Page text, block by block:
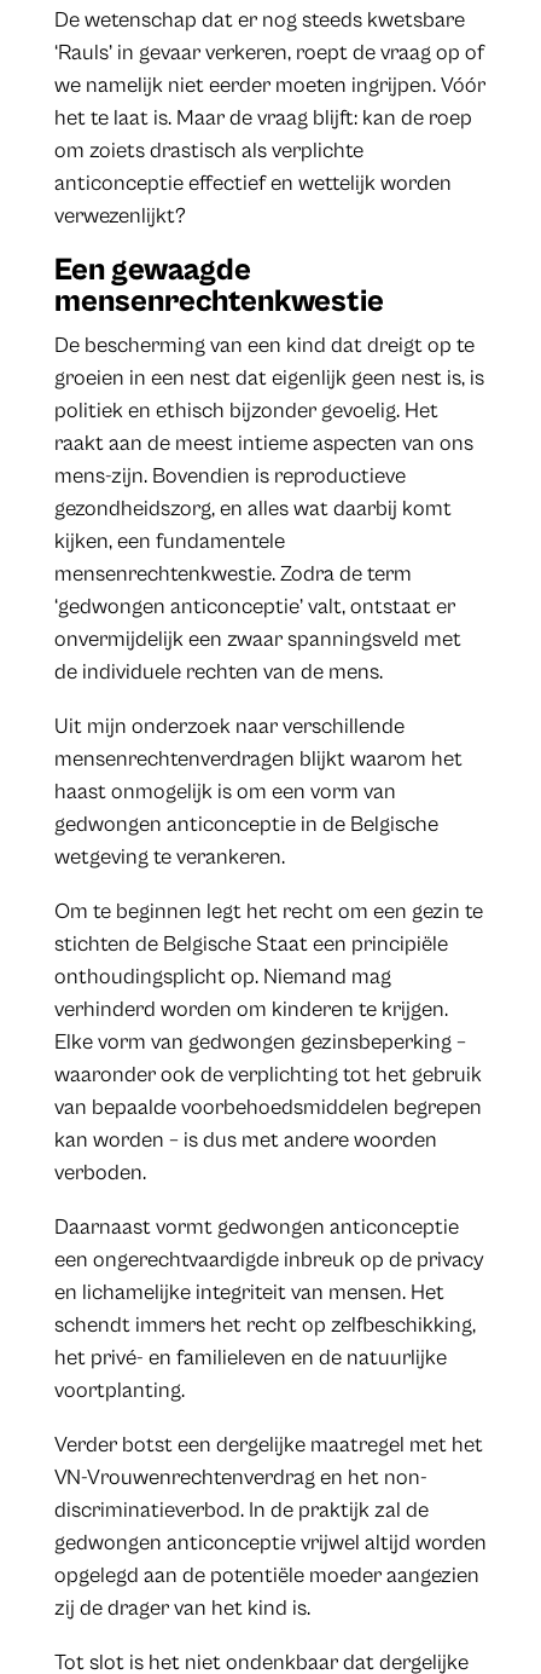
De wetenschap dat er nog steeds kwetsbare
‘Rauls’ in gevaar verkeren, roept de vraag op of
we namelijk niet eerder moeten ingrijpen. Vóór
het te laat is. Maar de vraag blijft: kan de roep
om zoiets drastisch als verplichte
anticonceptie effectief en wettelijk worden
verwezenlijkt?
Een gewaagde
mensenrechtenkwestie
De bescherming van een kind dat dreigt op te
groeien in een nest dat eigenlijk geen nest is, is
politiek en ethisch bijzonder gevoelig. Het
raakt aan de meest intieme aspecten van ons
mens-zijn. Bovendien is reproductieve
gezondheidszorg, en alles wat daarbij komt
kijken, een fundamentele
mensenrechtenkwestie. Zodra de term
‘gedwongen anticonceptie’ valt, ontstaat er
onvermijdelijk een zwaar spanningsveld met
de individuele rechten van de mens.
Uit mijn onderzoek naar verschillende
mensenrechtenverdragen blijkt waarom het
haast onmogelijk is om een vorm van
gedwongen anticonceptie in de Belgische
wetgeving te verankeren.
Om te beginnen legt het recht om een gezin te
stichten de Belgische Staat een principiële
onthoudingsplicht op. Niemand mag
verhinderd worden om kinderen te krijgen.
Elke vorm van gedwongen gezinsbeperking –
waaronder ook de verplichting tot het gebruik
van bepaalde voorbehoedsmiddelen begrepen
kan worden – is dus met andere woorden
verboden.
Daarnaast vormt gedwongen anticonceptie
een ongerechtvaardigde inbreuk op de privacy
en lichamelijke integriteit van mensen. Het
schendt immers het recht op zelfbeschikking,
het privé- en familieleven en de natuurlijke
voortplanting.
Verder botst een dergelijke maatregel met het
VN-Vrouwenrechtenverdrag en het non-
discriminatieverbod. In de praktijk zal de
gedwongen anticonceptie vrijwel altijd worden
opgelegd aan de potentiële moeder aangezien
zij de drager van het kind is.
Tot slot is het niet ondenkbaar dat dergelijke